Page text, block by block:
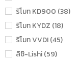
รีโมท KD900 (38)
รีโมท KYDZ (18)
รีโมท VVDI (45)
ลิชิ-Lishi (59)